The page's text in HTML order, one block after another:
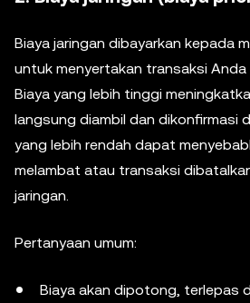
Biaya jaringan dibayarkan kepada
untuk menyertakan transaksi Anda
Biaya yang lebih tinggi
langsung diambil dan dikonfirmasi
yang lebih rendah dapat
melambat atau transaksi
jaringan.
Pertanyaan umum:
Biaya akan dipotong, terlepas